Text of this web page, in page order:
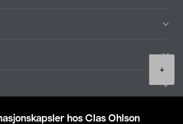
hos Clas Ohlson
+